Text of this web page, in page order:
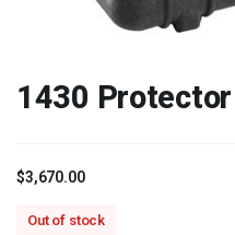
1430 Protector
$3,670.00
Out of stock